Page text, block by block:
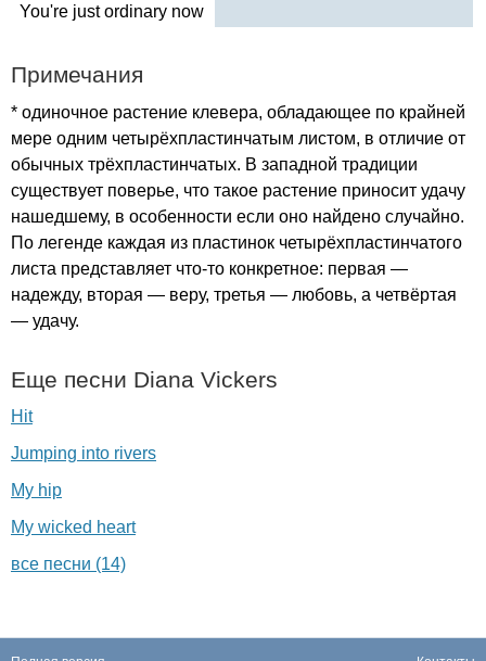
You're just ordinary now
Примечания
* одиночное растение клевера, обладающее по крайней
мере одним четырёхпластинчатым листом, в отличие от
обычных трёхпластинчатых. В западной традиции
существует поверье, что такое растение приносит удачу
нашедшему, в особенности если оно найдено случайно.
По легенде каждая из пластинок четырёхпластинчатого
листа представляет что-то конкретное: первая —
надежду, вторая — веру, третья — любовь, а четвёртая
— удачу.
Еще песни Diana Vickers
Hit
Jumping into rivers
My hip
My wicked heart
все песни (14)